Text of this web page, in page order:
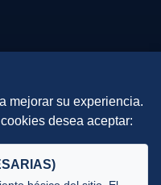
mejorar su experiencia.
desea aceptar: